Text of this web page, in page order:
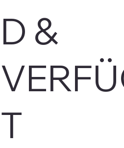
D &
T